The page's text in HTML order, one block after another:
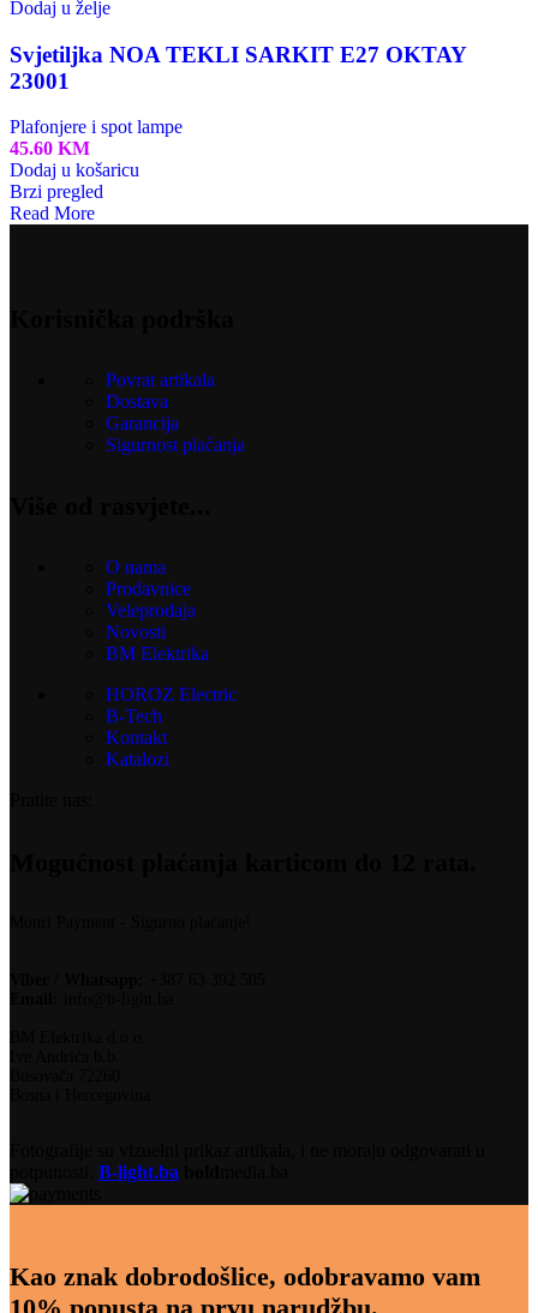
Dodaj u želje
Svjetiljka NOA TEKLI SARKIT E27 OKTAY
23001
Plafonjere i spot lampe
45.60 KM
Dodaj u košaricu
Brzi pregled
Read More
Povrat artikala
Dostava
Garancija
Sigurnost plaćanja
O nama
Prodavnice
Veleprodaja
Novosti
BM Elektrika
HOROZ Electric
B-Tech
Kontakt
Katalozi
B-light.ba
Kao znak dobrodošlice, odobravamo vam